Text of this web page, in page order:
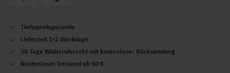
Tiefstpreisgarantie
Lieferzeit 1-2 Werktage
30 Tage Widerrufsrecht mit kostenloser Rücksendung
Kostenloser Versand ab 50 €